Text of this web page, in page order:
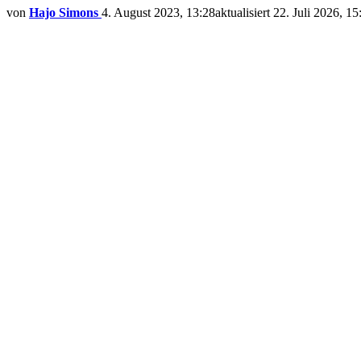
von Hajo Simons 4. August 2023, 13:28aktualisiert 22. Juli 2026,